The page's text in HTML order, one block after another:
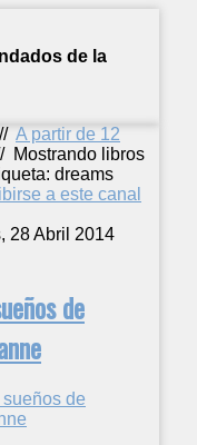
de la
// A partir de 12
Mostrando libros
dreams
a este canal
28 Abril 2014
de